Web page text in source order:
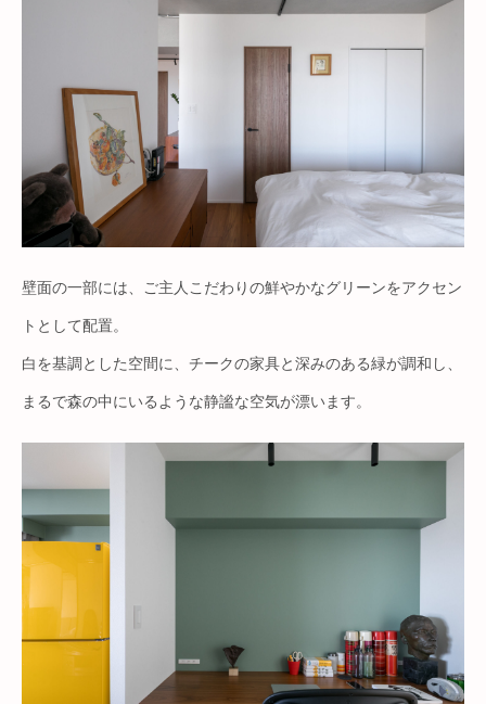
壁面の一部には、ご主人こだわりの鮮やかなグリーンをアクセン
トとして配置。
白を基調とした空間に、チークの家具と深みのある緑が調和し、
まるで森の中にいるような静謐な空気が漂います。